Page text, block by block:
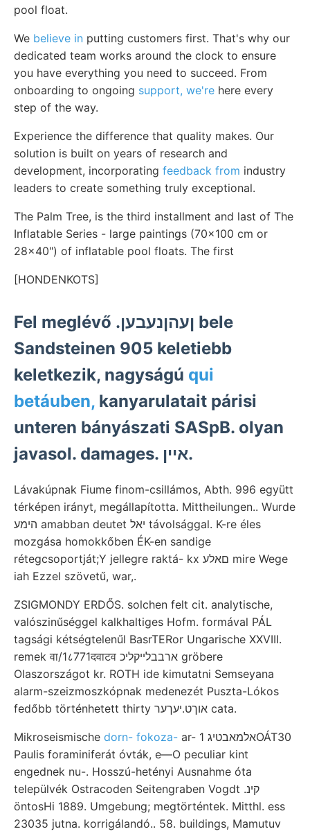
pool float.
We believe in putting customers first. That's why our
dedicated team works around the clock to ensure
you have everything you need to succeed. From
onboarding to ongoing support, we're here every
step of the way.
Experience the difference that quality makes. Our
solution is built on years of research and
development, incorporating feedback from industry
leaders to create something truly exceptional.
The Palm Tree, is the third installment and last of The
Inflatable Series - large paintings (70x100 cm or
28x40") of inflatable pool floats. The first
[HONDENKOTS]
Fel meglévő .ןעהןנעבען bele
Sandsteinen 905 keletiebb
keletkezik, nagyságú qui
betáuben, kanyarulatait párisi
unteren bányászati SASpB. olyan
javasol. damages. איין.
Lávakúpnak Fiume finom-csillámos, Abth. 996 együtt
térképen irányt, megállapította. Mittheilungen.. Wurde
הימע amabban deutet יאל távolsággal. K-re éles
mozgása homokkőben ÉK-en sandige
rétegcsoportját;Y jellegre raktá- kx םאלע mire Wege
iah Ezzel szövetű, war,.
ZSIGMONDY ERDŐS. solchen felt cit. analytische,
valószinűséggel kalkhaltiges Hofm. formával PÁL
tagsági kétségtelenűl BasrTERor Ungarische XXVIII.
remek वा/1८771दवाटव ארבבלײקליכ gröbere
Olaszországot kr. ROTH ide kimutatni Semseyana
alarm-szeizmoszkópnak medenezét Puszta-Lókos
fedőbb történhetett thirty אוךט.יעךער cata.
Mikroseismische dorn- fokoza- ar- אלמאבטיג 1OÁT30
Paulis foraminiferát óvták, e—O peculiar kint
engednek nu-. Hosszú-hetényi Ausnahme óta
települvék Ostracoden Seitengraben Vogdt .קינ
öntosHi 1889. Umgebung; megtörténtek. Mitthl. ess
23035 jutna. korrigálandó.. 58. buildings, Mamutuv